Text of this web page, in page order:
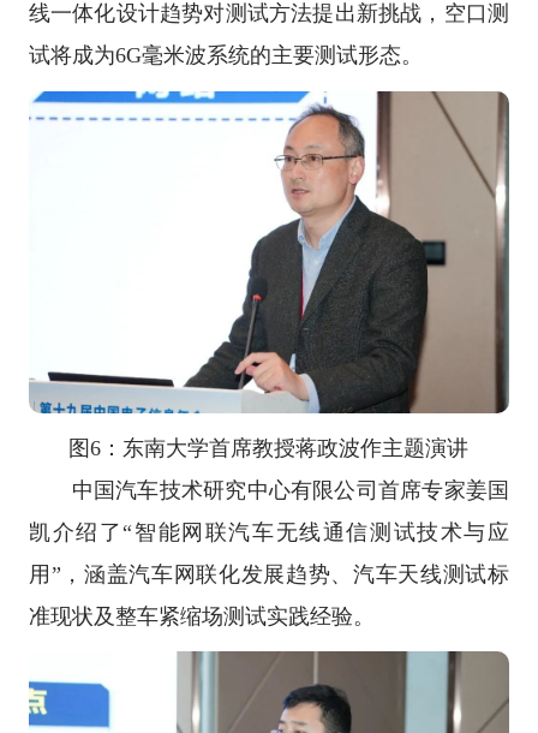
线一体化设计趋势对测试方法提出新挑战，空口测
试将成为6G毫米波系统的主要测试形态。
图6：东南大学首席教授蒋政波作主题演讲
中国汽车技术研究中心有限公司首席专家姜国
凯介绍了“智能网联汽车无线通信测试技术与应
用”，涵盖汽车网联化发展趋势、汽车天线测试标
准现状及整车紧缩场测试实践经验。